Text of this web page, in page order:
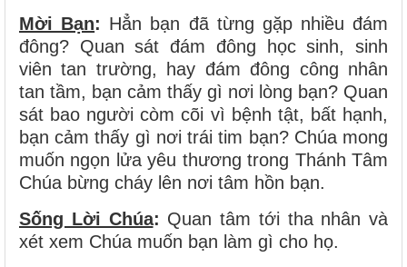
Mời Bạn: Hẳn bạn đã từng gặp nhiều đám
đông? Quan sát đám đông học sinh, sinh
viên tan trường, hay đám đông công nhân
tan tầm, bạn cảm thấy gì nơi lòng bạn? Quan
sát bao người còm cõi vì bệnh tật, bất hạnh,
bạn cảm thấy gì nơi trái tim bạn? Chúa mong
muốn ngọn lửa yêu thương trong Thánh Tâm
Chúa bừng cháy lên nơi tâm hồn bạn.
Sống Lời Chúa: Quan tâm tới tha nhân và
xét xem Chúa muốn bạn làm gì cho họ.